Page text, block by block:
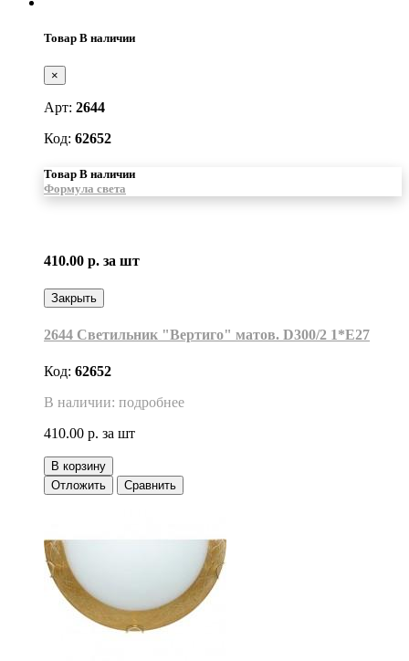
Товар В наличии
×
Арт: 2644
Код: 62652
Товар В наличии
Формула света
410.00 р. за шт
Закрыть
2644 Светильник "Вертиго" матов. D300/2 1*Е27
Код: 62652
В наличии: подробнее
410.00 р. за шт
В корзину
Отложить
Сравнить